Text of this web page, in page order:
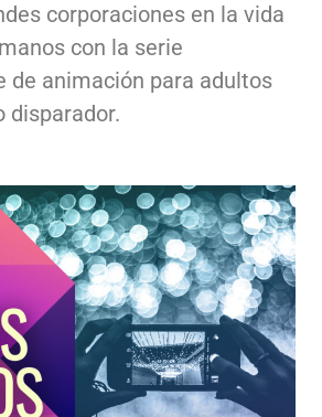
corporaciones en la vida
con la serie
de animación para adultos
disparador.